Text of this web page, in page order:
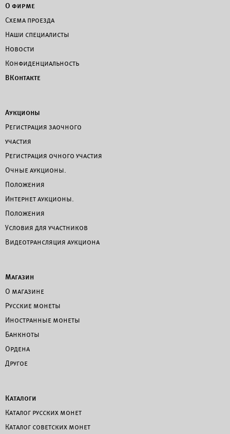
О фирме
Схема проезда
Наши специалисты
Новости
Конфиденциальность
ВКонтакте
Аукционы
Регистрация заочного
участия
Регистрация очного участия
Очные аукционы.
Положения
Интернет аукционы.
Положения
Условия для участников
Видеотрансляция аукциона
Магазин
О магазине
Русские монеты
Иностранные монеты
Банкноты
Ордена
Другое
Каталоги
Каталог русских монет
Каталог советских монет